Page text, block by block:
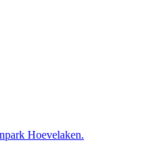
Hoevelaken.